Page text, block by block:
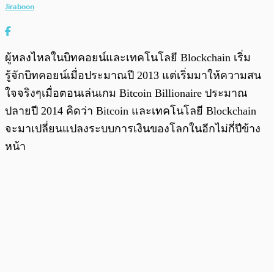
Jiraboon
ผู้หลงไหลในบิทคอยน์และเทคโนโลยี Blockchain เริ่ม
รู้จักบิทคอยน์เมื่อประมาณปี 2013 แต่เริ่มมาให้ความสน
ใจจริงๆเมื่อตอนเล่นเกม Bitcoin Billionaire ประมาณ
ปลายปี 2014 คิดว่า Bitcoin และเทคโนโลยี Blockchain
จะมาเปลี่ยนแปลงระบบการเงินของโลกในอีกไม่กี่ปีข้าง
หน้า